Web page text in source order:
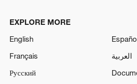
EXPLORE MORE
English
Français
العربية
Русский